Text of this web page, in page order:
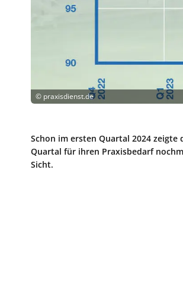
© praxisdienst.de
Schon im ersten Quartal 2024
Quartal für ihren Praxisbedarf
Sicht.